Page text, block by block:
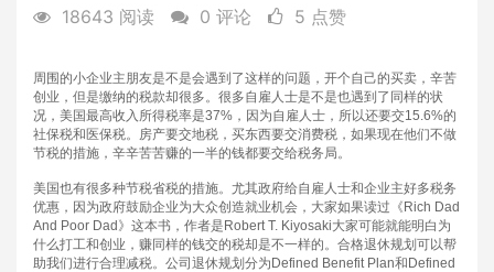
18643 阅读 0 评论 5 点赞
周围的小企业主朋友是不是会遇到了这样的问题，开个自己的买卖，辛苦
创业，但是缴纳的税款却很多。很多自雇人士是不是也遇到了同样的状
况，美国最高收入所得税率是37% ，因为自雇人士，所以还要交15.6%的
社保税和医保税。房产要交地税，买东西要交消费税，如果现在他们不做
节税的措施，辛辛苦苦赚的一半的钱都要交给税务局。
美国也有很多种节税省税的措施。尤其政府给自雇人士和企业主好多税务
优惠，因为政府鼓励企业为大众创造就业机会，大家如果读过《 Rich Dad
And Poor Dad 》这本书，作者是 Robert T. Kiyosaki大家可能就能明白为
什么打工和创业，赚同样的钱交的税却是不一样的。合格退休规划可以帮
助我们进行合理减税。公司退休规划分为 Defined Benefit Plan和 Defined
o
n